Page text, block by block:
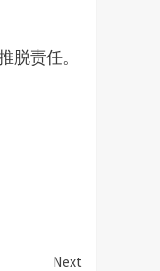
脱责任。
Next